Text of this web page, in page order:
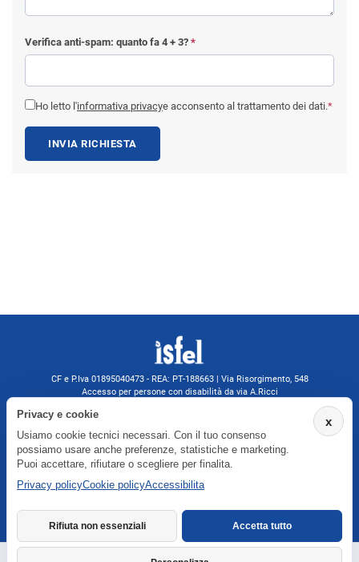
Verifica anti-spam: quanto fa 4 + 3? *
Ho letto l'informativa privacye acconsento al trattamento dei dati.*
INVIA RICHIESTA
CF e P.Iva 01895040473 - REA: PT-188663 | Via Risorgimento, 548
Accesso per persone con disabilità da via A.Ricci
isfel@pec.it
Informativa privacy
Agenzia formativa iscritta a Formatemp
x
Privacy e cookie
Usiamo cookie tecnici necessari. Con il tuo consenso
possiamo usare anche preferenze, statistiche e marketing.
Puoi accettare, rifiutare o scegliere per finalita.
Privacy policyCookie policyAccessibilita
Rifiuta non essenziali Accetta tutto